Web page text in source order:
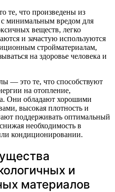
те, что произведены из
минимальным вредом для
веществ, легко
и зачастую используются
стройматериалам,
на здоровье человека и
— это те, что способствуют
на отопление,
Они обладают хорошими
высокая плотность и
поддерживать оптимальный
необходимость в
кондиционировании.
и
материалов